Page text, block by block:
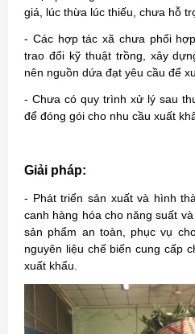
giá, lúc thừa lúc thiếu, chưa hỗ
- Các hợp tác xã chưa phối
trao đổi kỹ thuật trồng, xây
nên nguồn dứa đạt yêu cầu để
- Chưa có quy trình xử lý sau
để đóng gói cho nhu cầu xuất
Giải pháp:
- Phát triển sản xuất và hình
canh hàng hóa cho năng suất
sản phẩm an toàn, phục vụ
nguyên liệu chế biến cung cấp
xuất khẩu.